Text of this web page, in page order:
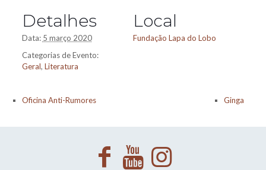
Detalhes
Data: 5 março 2020
Categorias de Evento:
Geral, Literatura
Local
Fundação Lapa do Lobo
Oficina Anti-Rumores Ginga